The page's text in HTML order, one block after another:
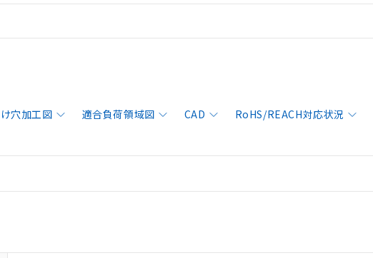
穴加工図 適合負荷領域図 CAD RoHS/REACH対応状況